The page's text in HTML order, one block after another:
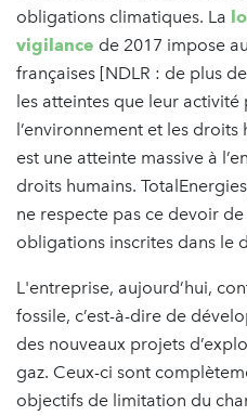
obligations climatiques. La
vigilance de 2017 impose
françaises [NDLR : de plus
les atteintes que leur
l’environnement et les
est une atteinte massive à
droits humains.
ne respecte pas ce devoir
obligations inscrites dans le
L'entreprise, aujourd’hui,
fossile, c’est-à-dire de
des nouveaux projets
gaz. Ceux-ci sont
objectifs de limitation du